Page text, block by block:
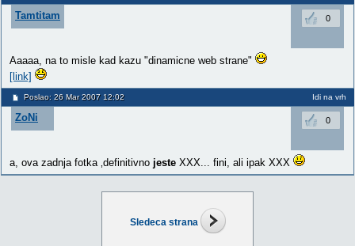
Sledeca strana
Tamtitam 0
Aaaaa, na to misle kad kazu "dinamicne web strane"
[link]
Poslao: 26 Mar 2007 12:02 Idi na vrh
ZoNi 0
a, ova zadnja fotka ‚definitivno jeste XXX... fini, ali ipak XXX